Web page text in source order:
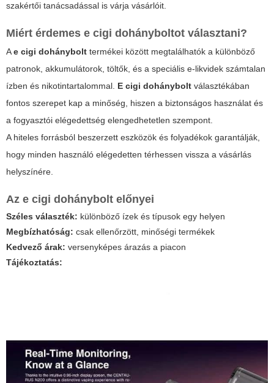
szakértői tanácsadással is várja vásárlóit.
Miért érdemes e cigi dohányboltot választani?
Ae cigi dohánybolt termékei között megtalálhatók a különböző
patronok, akkumulátorok, töltők, és a speciális e-likvidek számtalan
ízben és nikotintartalommal. E cigi dohánybolt választékában
fontos szerepet kap a minőség, hiszen a biztonságos használat és
a fogyasztói elégedettség elengedhetetlen szempont.
A hiteles forrásból beszerzett eszközök és folyadékok garantálják,
hogy minden használó elégedetten térhessen vissza a vásárlás
helyszínére.
Az e cigi dohánybolt előnyei
Széles választék: különböző ízek és típusok egy helyen
Megbízhatóság: csak ellenőrzött, minőségi termékek
Kedvező árak: versenyképes árazás a piacon
Tájékoztatás: